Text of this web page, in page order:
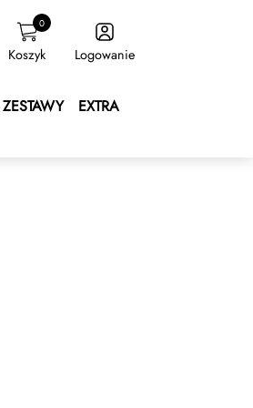
0
Koszyk Logowanie
ZESTAWY
EXTRA